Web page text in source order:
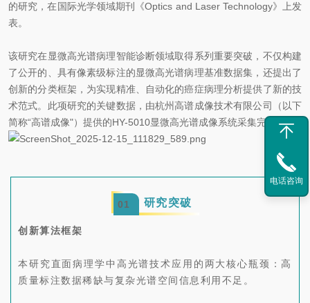
的研究，在国际光学领域期刊《Optics and Laser Technology》上发
表。
该研究在显微高光谱病理智能诊断领域取得系列重要突破，不仅构建
了公开的、具有像素级标注的显微高光谱病理基准数据集，还提出了
创新的分类框架，为实现精准、自动化的癌症病理分析提供了新的技
术范式。此项研究的关键数据，由杭州高谱成像技术有限公司（以下
简称“高谱成像"）提供的HY-5010显微高光谱成像系统采集完成。
01 研究突破
创新算法框架
本研究直面病理学中高光谱技术应用的两大核心瓶颈：高
质量标注数据稀缺与复杂光谱空间信息利用不足。
电话咨询